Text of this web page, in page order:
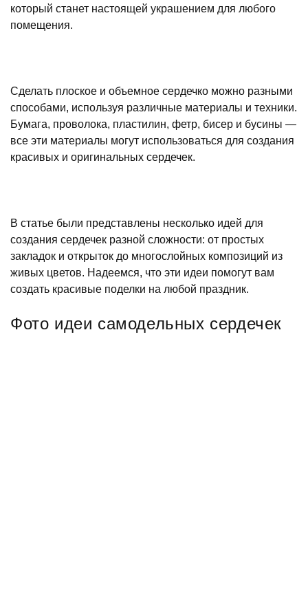
который станет настоящей украшением для любого
помещения.
Сделать плоское и объемное сердечко можно разными
способами, используя различные материалы и техники.
Бумага, проволока, пластилин, фетр, бисер и бусины —
все эти материалы могут использоваться для создания
красивых и оригинальных сердечек.
В статье были представлены несколько идей для
создания сердечек разной сложности: от простых
закладок и открыток до многослойных композиций из
живых цветов. Надеемся, что эти идеи помогут вам
создать красивые поделки на любой праздник.
Фото идеи самодельных сердечек